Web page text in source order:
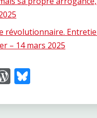
révolutionnaire.
– 14 mars 2025
WordPress